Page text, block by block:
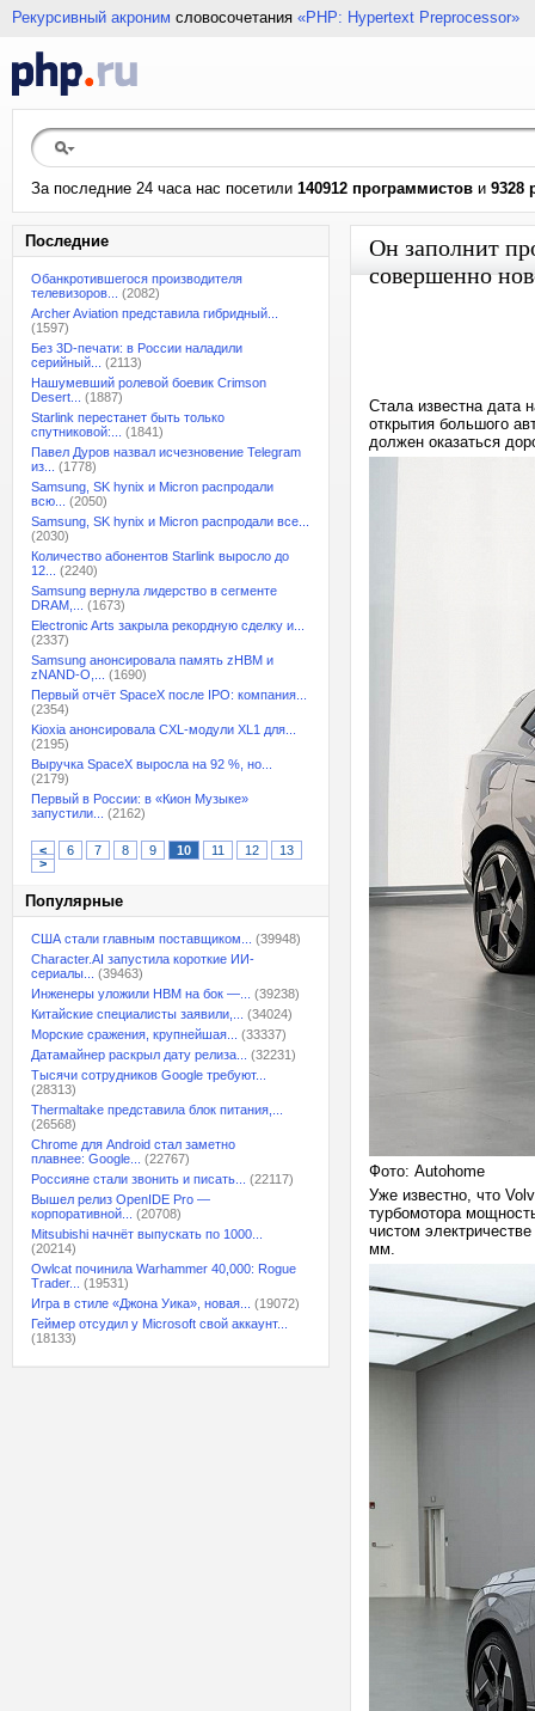
Рекурсивный акроним словосочетания «PHP: Hypertext Preprocessor»
За последние 24 часа нас посетили 140912 программистов и 9328
Последние
Обанкротившегося производителя
телевизоров...
(2082)
Archer Aviation представила гибридный...
(1597)
Без 3D-печати: в России наладили
серийный...
(2113)
Нашумевший ролевой боевик Crimson
Desert...
(1887)
Starlink перестанет быть только
спутниковой:...
(1841)
Павел Дуров назвал исчезновение Telegram
из...
(1778)
Samsung, SK hynix и Micron распродали
всю...
(2050)
Samsung, SK hynix и Micron распродали все...
(2030)
Количество абонентов Starlink выросло до
12...
(2240)
Samsung вернула лидерство в сегменте
DRAM,...
(1673)
Electronic Arts закрыла рекордную сделку и...
(2337)
Samsung анонсировала память zHBM и
zNAND-O,...
(1690)
Первый отчёт SpaceX после IPO: компания...
(2354)
Kioxia анонсировала CXL-модули XL1 для...
(2195)
Выручка SpaceX выросла на 92 %, но...
(2179)
Первый в России: в «Кион Музыке»
запустили...
(2162)
< 6 7 8 9 10 11 12
13
>
Популярные
США стали главным поставщиком...
(39948)
Character.AI запустила короткие ИИ-
сериалы...
(39463)
Инженеры уложили HBM на бок —...
(39238)
Китайские специалисты заявили,...
(34024)
Морские сражения, крупнейшая...
(33337)
Датамайнер раскрыл дату релиза...
(32231)
Тысячи сотрудников Google требуют...
(28313)
Thermaltake представила блок питания,...
(26568)
Chrome для Android стал заметно
плавнее: Google...
(22767)
Россияне стали звонить и писать...
(22117)
Вышел релиз OpenIDE Pro —
корпоративной...
(20708)
Mitsubishi начнёт выпускать по 1000...
(20214)
Owlcat починила Warhammer 40,000: Rogue
Trader...
(19531)
Игра в стиле «Джона Уика», новая...
(19072)
Геймер отсудил у Microsoft свой аккаунт...
(18133)
Он заполнит
совершенно
Стала известна дата
открытия большого
должен оказаться
Фото: Autohome
Уже известно, что
турбомотора
чистом
мм.